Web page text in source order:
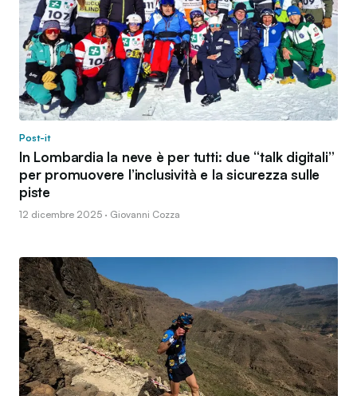
Post-it
In Lombardia la neve è per tutti: due “talk digitali”
per promuovere l’inclusività e la sicurezza sulle
piste
12 dicembre 2025 · Giovanni Cozza